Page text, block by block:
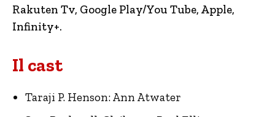
Rakuten Tv, Google Play/You Tube, Apple,
Infinity+.
Il cast
Taraji P. Henson: Ann Atwater